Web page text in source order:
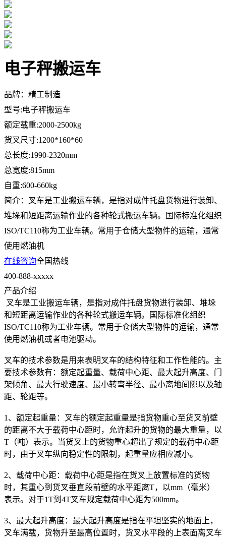
电子秤搬运车
品牌：精工制造
型号:电子秤搬运车
额定载重:2000-2500kg
货叉尺寸:1200*160*60
总长度:1990-2320mm
总宽度:815mm
自重:600-660kg
简介：叉车是工业搬运车辆，是指对成件托盘货物进行装卸、
堆垛和短距离运输作业的各种轮式搬运车辆。国际标准化组织
ISO/TC110称为工业车辆。常用于仓储大型物件的运输，通常
使用燃油机
在线咨询全国热线
400-888-xxxxx
产品介绍
叉车是工业搬运车辆，是指对成件托盘货物进行装卸、堆垛
和短距离运输作业的各种轮式搬运车辆。国际标准化组织
ISO/TC110称为工业车辆。常用于仓储大型物件的运输，通常
使用燃油机或者电池驱动。
叉车的技术参数是用来表明叉车的结构特征和工作性能的。主
要技术参数有：额定起重量、载荷中心距、最大起升高度、门
架倾角、最大行驶速度、最小转弯半径、最小离地间隙以及轴
距、轮距等。
1、额定起重量：叉车的额定起重量是指货物重心至货叉前壁
的距离不大于载荷中心距时，允许起升的货物的最大重量，以
T（吨）表示。当货叉上的货物重心超出了规定的载荷中心距
时，由于叉车纵向稳定性的限制，起重量应相应减小。
2、载荷中心距：载荷中心距是指在货叉上放置标准的货物
时，其重心到货叉垂直段前壁的水平距离T，以mm（毫米）
表示。对于1T到4T叉车规定载荷中心距为500mm。
3、最大起升高度：最大起升高度是指在平坦坚实的地面上，
叉车满载，货物升至最高位置时，货叉水平段的上表面离叉车